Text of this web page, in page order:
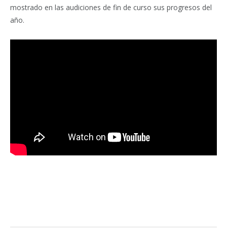
mostrado en las audiciones de fin de curso sus progresos del
año.